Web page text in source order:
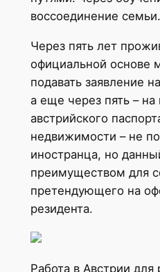
воссоединение семьи.
Через пять лет
официальной основе
подавать заявление
а еще через пять – на
австрийского
недвижимости – не
иностранца, но
преимуществом для
претендующего на
резидента.
Работа в Австрии